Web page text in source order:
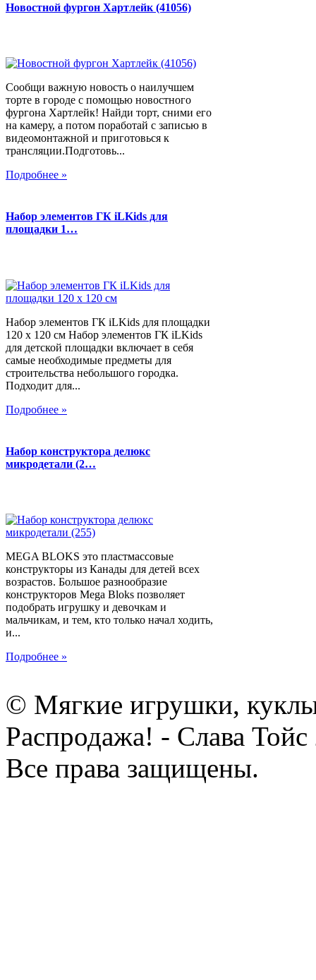
Новостной фургон Хартлейк (41056)
Сообщи важную новость о наилучшем
торте в городе с помощью новостного
фургона Хартлейк! Найди торт, сними его
на камеру, а потом поработай с записью в
видеомонтажной и приготовься к
трансляции.Подготовь...
Подробнее »
Набор элементов ГК iLKids для
площадки 1…
Набор элементов ГК iLKids для площадки
120 х 120 см Набор элементов ГК iLKids
для детской площадки включает в себя
самые необходимые предметы для
строительства небольшого городка.
Подходит для...
Подробнее »
Набор конструктора делюкс
микродетали (2…
MEGA BLOKS это пластмассовые
конструкторы из Канады для детей всех
возрастов. Большое разнообразие
конструкторов Mega Bloks позволяет
подобрать игрушку и девочкам и
мальчикам, и тем, кто только начал ходить,
и...
Подробнее »
© Мягкие игрушки,
Распродажа! - Слава Тойс
Все права защищены.